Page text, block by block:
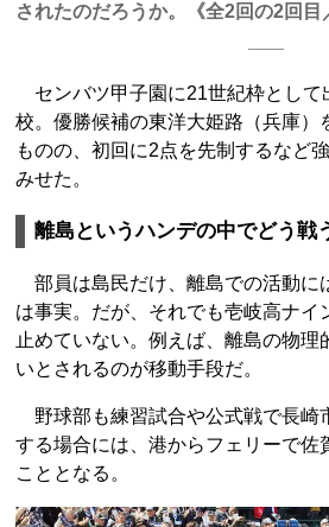
されたのだろうか。《全2回の2回目
センバツ甲子園に21世紀枠として
校。優勝候補の東洋大姫路（兵庫）
ものの、初回に2点を先制するなど
みせた。
離島というハンデの中でどう戦
部員は島民だけ、離島での活動に
は事実。だが、それでも壱岐高ナイ
止めていない。例えば、離島の物理
いとされるのが移動手段だ。
野球部も練習試合や公式戦で長崎
する場合には、港からフェリーで佐
こととなる。